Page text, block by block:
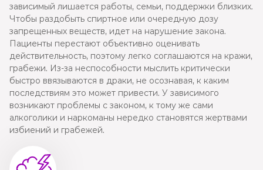
зависимый лишается работы, семьи, поддержки близких.
Чтобы раздобыть спиртное или очередную дозу
запрещенных веществ, идет на нарушение закона.
Пациенты перестают объективно оценивать
действительность, поэтому легко соглашаются на кражи,
грабежи. Из-за неспособности мыслить критически
быстро ввязываются в драки, не осознавая, к каким
последствиям это может привести. У зависимого
возникают проблемы с законом, к тому же сами
алкоголики и наркоманы нередко становятся жертвами
избиений и грабежей.